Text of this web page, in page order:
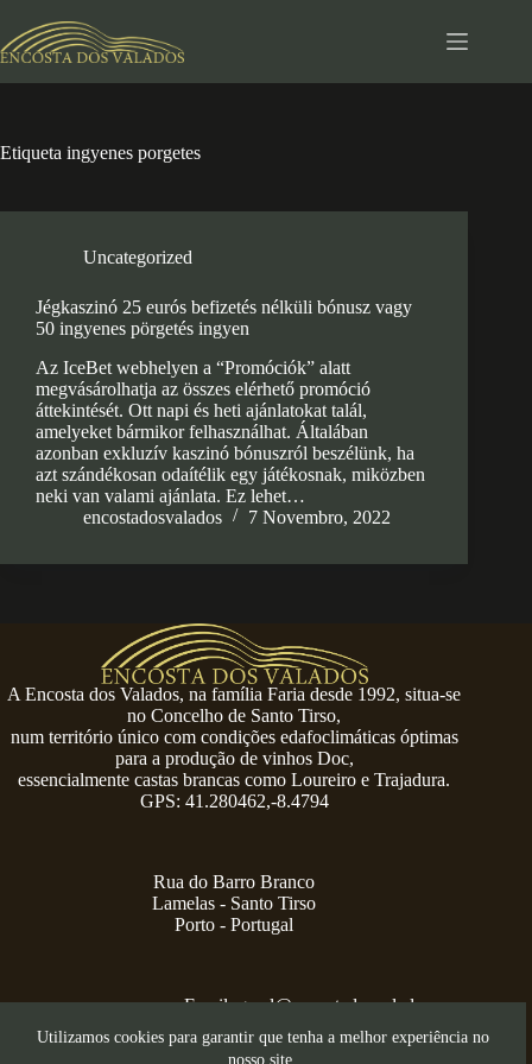
para
o
Utilizamos cookies para garantir que tenha a melhor experiência no
nosso site.
Etiqueta ingyenes porgetes
Uncategorized
Jégkaszinó 25 eurós befizetés nélküli bónusz vagy
50 ingyenes pörgetés ingyen
Az IceBet webhelyen a “Promóciók” alatt
megvásárolhatja az összes elérhető promóció
áttekintését. Ott napi és heti ajánlatokat talál,
amelyeket bármikor felhasználhat. Általában
azonban exkluzív kaszinó bónuszról beszélünk, ha
azt szándékosan odaítélik egy játékosnak, miközben
neki van valami ajánlata. Ez lehet…
encostadosvalados
7 Novembro, 2022
A Encosta dos Valados, na família Faria desde 1992, situa-se
no Concelho de Santo Tirso,
num território único com condições edafoclimáticas óptimas
para a produção de vinhos Doc,
essencialmente castas brancas como Loureiro e Trajadura.
GPS: 41.280462,-8.4794
Rua do Barro Branco
Lamelas - Santo Tirso
Porto - Portugal
Email:geral@encostadosvalados.com
+351 914 729 624
Copyright © 2026 – Serra dos Valados